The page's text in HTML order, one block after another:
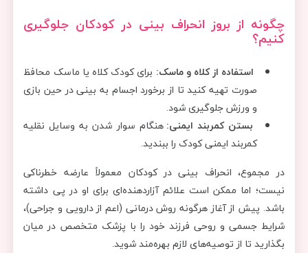
چگونه از بروز انحراف بینی در کودکان جلوگیری
کنیم؟
استفاده از کلاه و ماسک: برای کودک کلاه یا ماسک‌ محافظ
صورت تهیه کنید تا از برخورد اجسام به بینی در حین بازی
و ورزش جلوگیری شود.
بستن کمربند ایمنی: هنگام سوار شدن به وسایل نقلیه
کمربند ایمنی کودک را ببندید.
در مجموع، انحراف بینی در کودکان معمولاً عارضه خطرناکی
نیست؛ اما ممکن است علائم آزاردهنده‌ای برای او در پی داشته
باشد. پیش از آغاز هرگونه روش درمانی (اعم از دارویی و جراحی)،
شرایط جسمی و روحی فرزند خود را با پزشک متخصص در میان
بگذارید تا از توصیه‌های لازم بهره‌مند شوید.